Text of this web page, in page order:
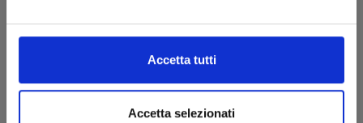
Accetta tutti
Accetta selezionati
DETECTIVE CONAN NEW EDITION n. 24